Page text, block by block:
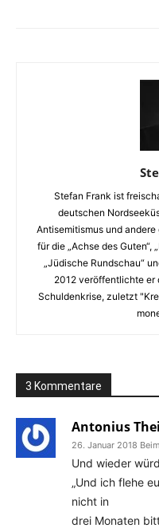
Stefan Frank ist
deutschen
Antisemitismus und
für die „Achse des Guten“,
„Jüdische Rundschau“
2012 veröffentlichte er
Schuldenkrise, zuletzt
3 Kommentare
Antonius
26. Januar 2018
Und wieder
„Und ich flehe
nicht in
drei Monaten